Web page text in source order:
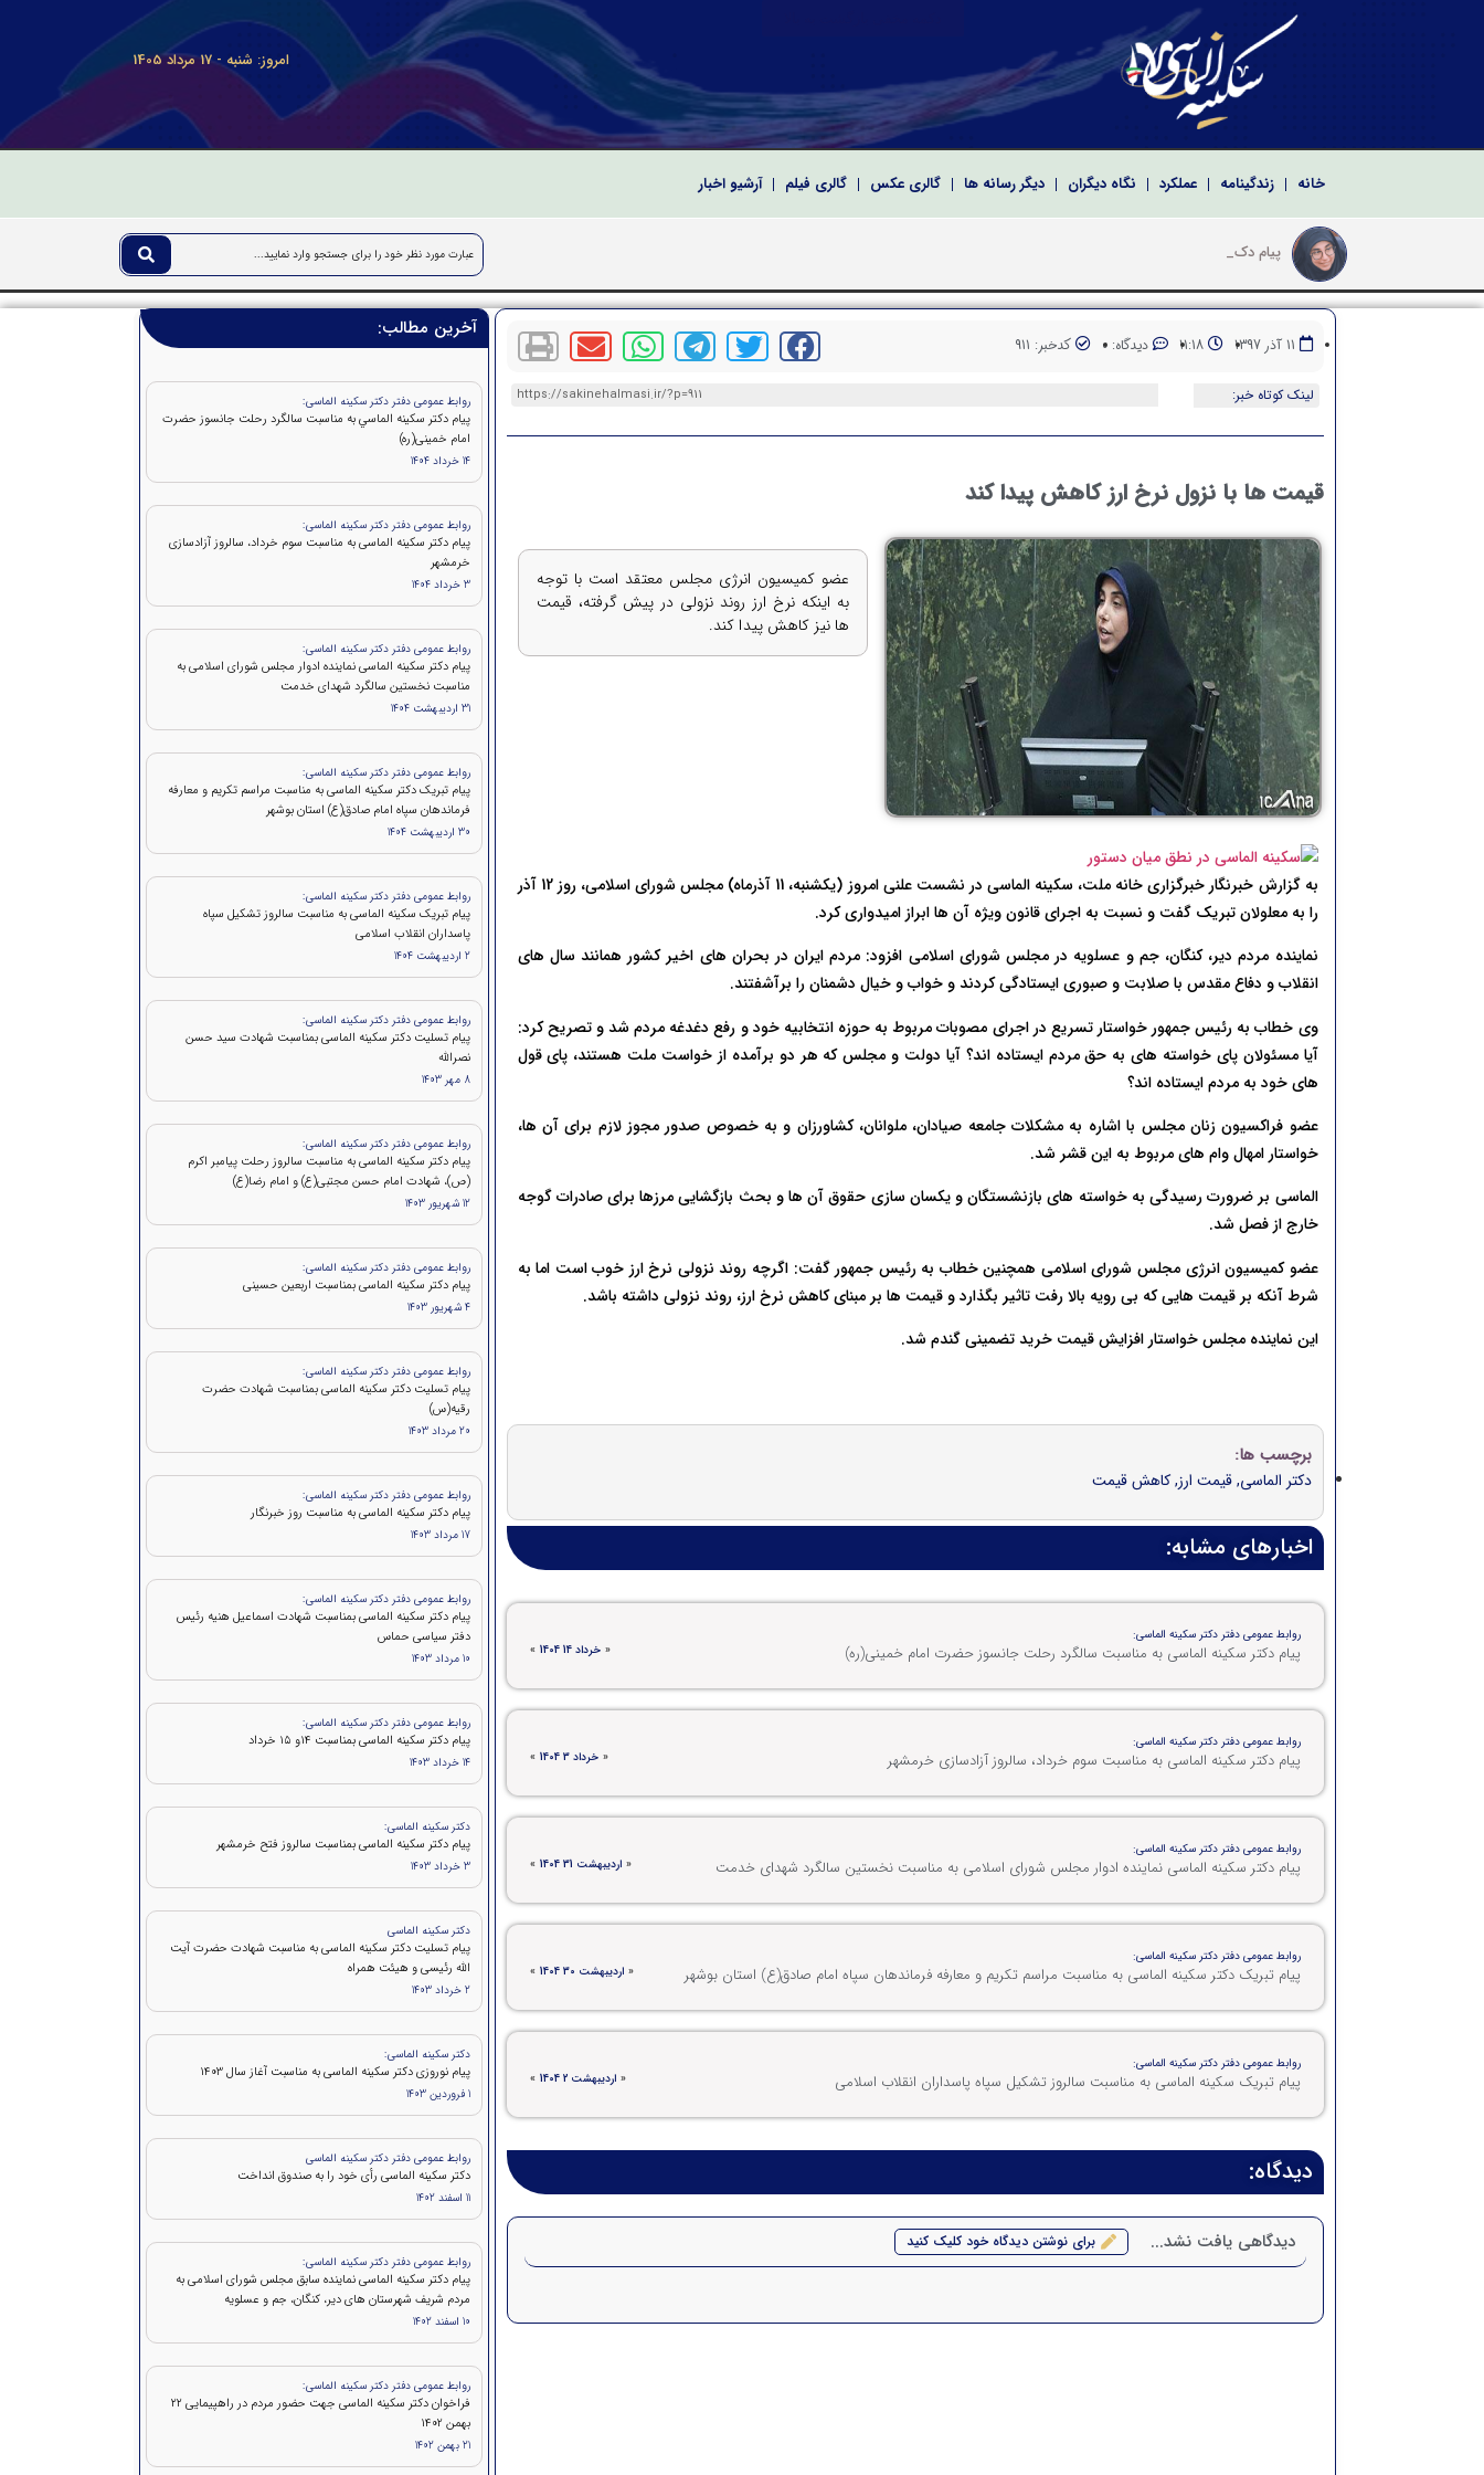
امروز: شنبه - 17 مرداد 1405
خانه زندگینامه عملکرد نگاه دیگران دیگر رسانه ها گالری عکس گالری فیلم آرشیو اخبار
پیام دکتر سکینه الماسی
پیام دکتر سکینه الماسی نماینده ادوار مجلس شورای اسلامی به مناسبت نخستین سالگرد شهدای خدمت
پیام تبریک دکتر سکینه الماسی به مناسبت مراسم تکریم و معارفه فرماندهان سپاه امام صادق(ع) استان بوشهر
پیام تبریک سکینه الماسی به مناسبت سالروز تشکیل سپاه پاسداران انقلاب اسلامی
11 آذر 1397 11:18 دیدگاه: 0 کدخبر: 911
لینک کوتاه خبر: https://sakinehalmasi.ir/?p=911
قیمت ها با نزول نرخ ارز کاهش پیدا کند
عضو کمیسیون انرژی مجلس معتقد است با توجه
به اینکه نرخ ارز روند نزولی در پیش گرفته، قیمت
ها نیز کاهش پیدا کند.
به گزارش خبرنگار خبرگزاری خانه ملت، سکینه الماسی در نشست علنی امروز (یکشنبه، 11 آذرماه) مجلس شورای اسلامی، روز 12 آذر
را به معلولان تبریک گفت و نسبت به اجرای قانون ویژه آن ها ابراز امیدواری کرد.
نماینده مردم دیر، کنگان، جم و عسلویه در مجلس شورای اسلامی افزود: مردم ایران در بحران های اخیر کشور همانند سال های
انقلاب و دفاع مقدس با صلابت و صبوری ایستادگی کردند و خواب و خیال دشمنان را برآشفتند.
وی خطاب به رئیس جمهور خواستار تسریع در اجرای مصوبات مربوط به حوزه انتخابیه خود و رفع دغدغه مردم شد و تصریح کرد:
آیا مسئولان پای خواسته های به حق مردم ایستاده اند؟ آیا دولت و مجلس که هر دو برآمده از خواست ملت هستند، پای قول
های خود به مردم ایستاده اند؟
عضو فراکسیون زنان مجلس با اشاره به مشکلات جامعه صیادان، ملوانان، کشاورزان و به خصوص صدور مجوز لازم برای آن ها،
خواستار امهال وام های مربوط به این قشر شد.
الماسی بر ضرورت رسیدگی به خواسته های بازنشستگان و یکسان سازی حقوق آن ها و بحث بازگشایی مرزها برای صادرات گوجه
خارج از فصل شد.
عضو کمیسیون انرژی مجلس شورای اسلامی همچنین خطاب به رئیس جمهور گفت: اگرچه روند نزولی نرخ ارز خوب است اما به
شرط آنکه بر قیمت هایی که بی رویه بالا رفت تاثیر بگذارد و قیمت ها بر مبنای کاهش نرخ ارز، روند نزولی داشته باشد.
این نماینده مجلس خواستار افزایش قیمت خرید تضمینی گندم شد.
برچسب ها:
دکتر الماسی,قیمت ارز,کاهش قیمت
اخبارهای مشابه:
روابط عمومی دفتر دکتر سکینه الماسی:
پیام دکتر سکینه الماسی به مناسبت سالگرد رحلت جانسوز حضرت امام خمینی(ره) « خرداد 14 1404 »
روابط عمومی دفتر دکتر سکینه الماسی:
پیام دکتر سکینه الماسی به مناسبت سوم خرداد، سالروز آزادسازی خرمشهر « خرداد 3 1404 »
روابط عمومی دفتر دکتر سکینه الماسی:
پیام دکتر سکینه الماسی نماینده ادوار مجلس شورای اسلامی به مناسبت نخستین سالگرد شهدای خدمت « اردیبهشت 31 1404 »
روابط عمومی دفتر دکتر سکینه الماسی:
پیام تبریک دکتر سکینه الماسی به مناسبت مراسم تکریم و معارفه فرماندهان سپاه امام صادق(ع) استان بوشهر « اردیبهشت 30 1404 »
روابط عمومی دفتر دکتر سکینه الماسی:
پیام تبریک سکینه الماسی به مناسبت سالروز تشکیل سپاه پاسداران انقلاب اسلامی « اردیبهشت 2 1404 »
دیدگاه:
دیدگاهی یافت نشد... برای نوشتن دیدگاه خود کلیک کنید
آخرین مطالب:
روابط عمومی دفتر دکتر سکینه الماسی:
پيام دکتر سكينه الماسي به مناسبت سالگرد رحلت جانسوز حضرت
امام خمينی(ره)
14 خرداد 1404
روابط عمومی دفتر دکتر سکینه الماسی:
پیام دکتر سکینه الماسی به مناسبت سوم خرداد، سالروز آزادسازی
خرمشهر
3 خرداد 1404
روابط عمومی دفتر دکتر سکینه الماسی:
پیام دکتر سکینه الماسی نماینده ادوار مجلس شورای اسلامی به
مناسبت نخستین سالگرد شهدای خدمت
31 اردیبهشت 1404
روابط عمومی دفتر دکتر سکینه الماسی:
پیام تبریک دکتر سکینه الماسی به مناسبت مراسم تکریم و معارفه
فرماندهان سپاه امام صادق(ع) استان بوشهر
30 اردیبهشت 1404
روابط عمومی دفتر دکتر سکینه الماسی:
پیام تبریک سکینه الماسی به مناسبت سالروز تشکیل سپاه
پاسداران انقلاب اسلامی
2 اردیبهشت 1404
روابط عمومی دفتر دکتر سکینه الماسی:
پيام تسلیت دکتر سکینه الماسی بمناسبت شهادت سید حسن
نصرالله
8 مهر 1403
روابط عمومی دفتر دکتر سکینه الماسی:
پیام دکتر سکینه الماسی به مناسبت سالروز رحلت پیامبر اکرم
(ص)، شهادت امام حسن مجتبی(ع) و امام رضا(ع)
12 شهریور 1403
روابط عمومی دفتر دکتر سکینه الماسی:
پیام دکتر سکینه الماسی بمناسبت اربعین حسینی
4 شهریور 1403
روابط عمومی دفتر دکتر سکینه الماسی:
پیام تسلیت دکتر سکینه الماسی بمناسبت شهادت حضرت
رقیه(س)
20 مرداد 1403
روابط عمومی دفتر دکتر سکینه الماسی:
پیام دکتر سکینه الماسی به مناسبت روز خبرنگار
17 مرداد 1403
روابط عمومی دفتر دکتر سکینه الماسی:
پيام دكتر سكينه الماسی بمناسبت شهادت اسماعیل هنیه رئیس
دفتر سیاسی حماس
10 مرداد 1403
روابط عمومی دفتر دکتر سکینه الماسی:
پيام دكتر سکینه الماسی بمناسبت ۱۴و ۱۵ خرداد
14 خرداد 1403
دکتر سکینه الماسی:
پیام دکتر سکینه الماسی بمناسبت سالروز فتح خرمشهر
3 خرداد 1403
دکتر سکینه الماسی
پیام تسلیت دکتر سکینه الماسی به مناسبت شهادت حضرت آیت
الله رئیسی و هیئت همراه
2 خرداد 1403
دکتر سکینه الماسی:
پیام نوروزی دکتر سکینه الماسی به مناسبت آغاز سال 1403
1 فروردین 1403
روابط عمومی دفتر دکتر سکینه الماسی
دکتر سکینه الماسی رأی خود را به صندوق انداخت
11 اسفند 1402
روابط عمومی دفتر دکتر سکینه الماسی:
پیام دکتر سکینه الماسی نماینده سابق مجلس شورای اسلامی به
مردم شریف شهرستان های دیر، کنگان، جم و عسلویه
10 اسفند 1402
روابط عمومی دفتر دکتر سکینه الماسی:
فراخوان دکتر سکینه الماسی جهت حضور مردم در راهپیمایی ۲۲
بهمن 1402
21 بهمن 1402